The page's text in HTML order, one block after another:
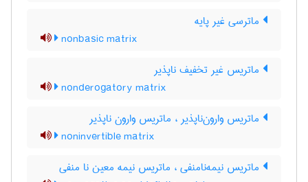
ماترسی غیر پایه
nonbasic matrix
ماتریس غیر تخفیف ناپذیر
nonderogatory matrix
ماتریس وارون‌ناپذیر ، ماتریس وارون ناپذیر
noninvertible matrix
ماتریس نیمه‌نامنفی ، ماتریس نیمه معین نا منفی